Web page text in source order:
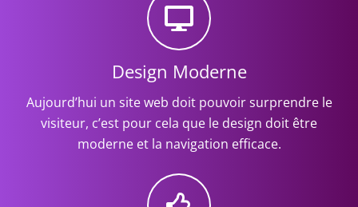
Design Moderne
Aujourd’hui un site web doit pouvoir surprendre le
visiteur, c’est pour cela que le design doit être
moderne et la navigation efficace.